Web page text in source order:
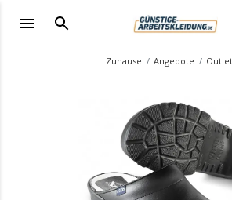
Zuhause Angebote Outlet